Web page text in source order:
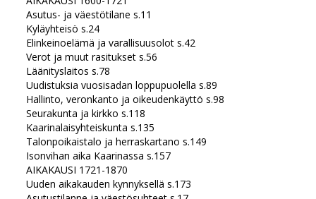
Asutus- ja väestötilane s.11
Kyläyhteisö s.24
Elinkeinoelämä ja varallisuusolot s.42
Verot ja muut rasitukset s.56
Läänityslaitos s.78
Uudistuksia vuosisadan loppupuolella s.89
Hallinto, veronkanto ja oikeudenkäyttö s.98
Seurakunta ja kirkko s.118
Kaarinalaisyhteiskunta s.135
Talonpoikaistalo ja herraskartano s.149
Isonvihan aika Kaarinassa s.157
AIKAKAUSI 1721-1870
Uuden aikakauden kynnyksellä s.173